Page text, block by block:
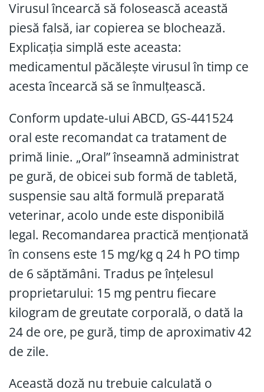
Virusul încearcă să folosească această
piesă falsă, iar copierea se blochează.
Explicația simplă este aceasta:
medicamentul păcălește virusul în timp ce
acesta încearcă să se înmulțească.
Conform update-ului ABCD, GS-441524
oral este recomandat ca tratament de
primă linie. „Oral” înseamnă administrat
pe gură, de obicei sub formă de tabletă,
suspensie sau altă formulă preparată
veterinar, acolo unde este disponibilă
legal. Recomandarea practică menționată
în consens este 15 mg/kg q 24 h PO timp
de 6 săptămâni. Tradus pe înțelesul
proprietarului: 15 mg pentru fiecare
kilogram de greutate corporală, o dată la
24 de ore, pe gură, timp de aproximativ 42
de zile.
Această doză nu trebuie calculată o